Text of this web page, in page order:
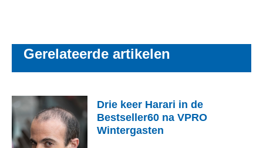
Gerelateerde artikelen
Drie keer Harari in de
Bestseller60 na VPRO
Wintergasten